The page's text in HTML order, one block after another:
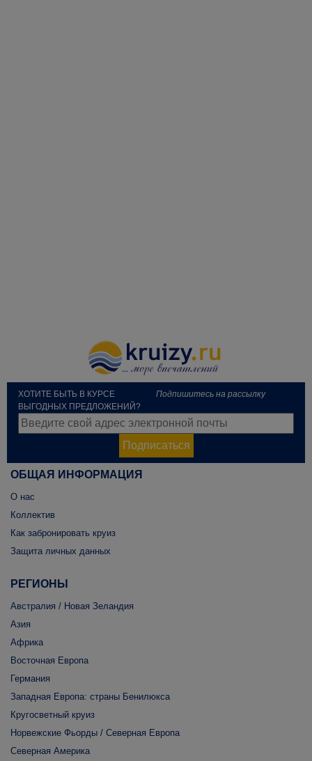
ХОТИТЕ БЫТЬ В КУРСЕ
ВЫГОДНЫХ ПРЕДЛОЖЕНИЙ?
Подпишитесь на рассылку
Подписаться
ОБЩАЯ ИНФОРМАЦИЯ
О нас
Коллектив
Как забронировать круиз
Защита личных данных
РЕГИОНЫ
Австралия / Новая Зеландия
Азия
Африка
Восточная Европа
Германия
Западная Европа: страны Бенилюкса
Кругосветный круиз
Норвежские Фьорды / Северная Европа
Северная Америка